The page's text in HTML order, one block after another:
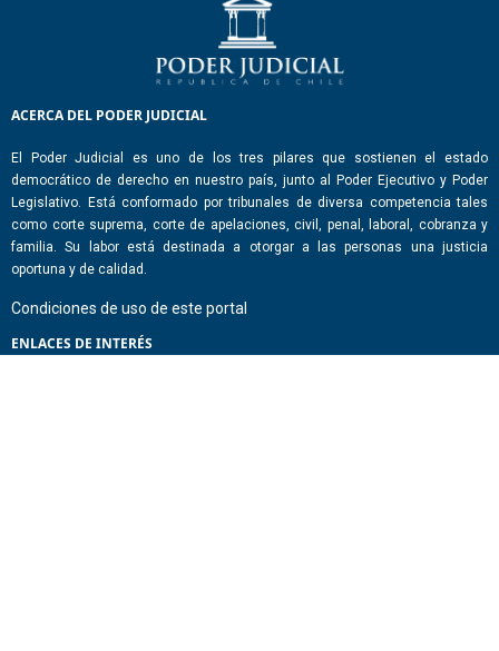
ACERCA DEL PODER JUDICIAL
El Poder Judicial es uno de los tres pilares que sostienen el estado
democrático de derecho en nuestro país, junto al Poder Ejecutivo y Poder
Legislativo. Está conformado por tribunales de diversa competencia tales
como corte suprema, corte de apelaciones, civil, penal, laboral, cobranza y
familia. Su labor está destinada a otorgar a las personas una justicia
oportuna y de calidad.
Condiciones de uso de este portal
ENLACES DE INTERÉS